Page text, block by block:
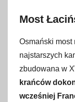
Most
Osmański most
najstarszych
zbudowana w
krańców
wcześniej